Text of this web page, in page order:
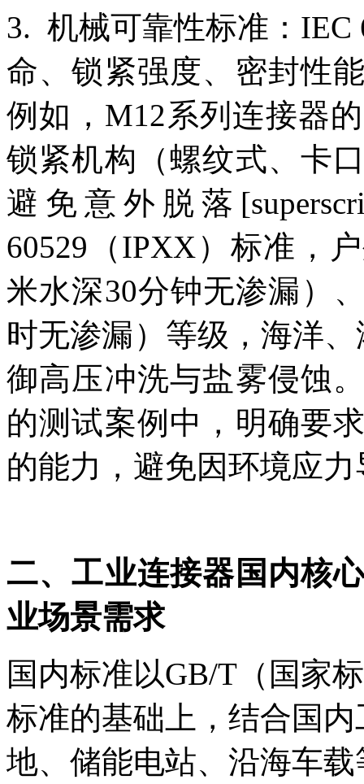
3. 机械可靠性标准：IEC
命、锁紧强度、密封性
例如，M12系列连接器
锁紧机构（螺纹式、卡
避免意外脱落
60529（IPXX）标准，
米水深30分钟无渗漏）
时无渗漏）等级，海洋
御高压冲洗与盐雾侵蚀
的测试案例中，明确要
的能力，避免因环境应
二、工业连接器国内核
业场景需求
国内标准以GB/T（国家
标准的基础上，结合国
地、储能电站、沿海车